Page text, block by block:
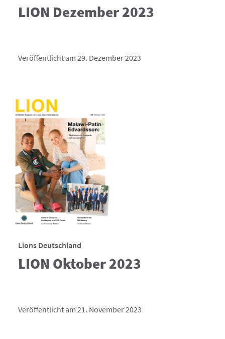
LION Dezember 2023
Veröffentlicht am 29. Dezember 2023
Lions Deutschland
LION Oktober 2023
Veröffentlicht am 21. November 2023